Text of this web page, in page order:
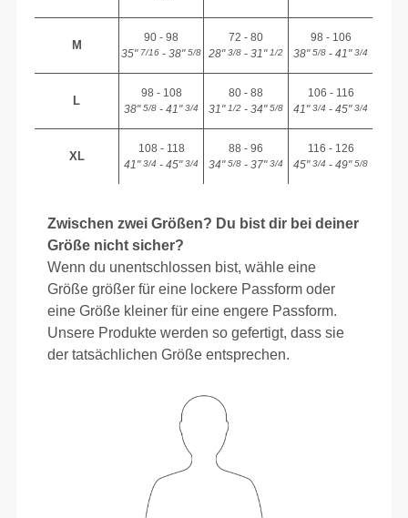
M
90 - 98
35"7/16 - 38"5/8
72 - 80
28"3/8 - 31"1/2
98 - 106
38"5/8 - 41"3/4
L
98 - 108
38"5/8 - 41"3/4
80 - 88
31"1/2 - 34"5/8
106 - 116
41"3/4 - 45"3/4
XL
108 - 118
41"3/4 - 45"3/4
88 - 96
34"5/8 - 37"3/4
116 - 126
45"3/4 - 49"5/8
Zwischen zwei Größen? Du bist dir bei deiner
Größe nicht sicher?
Wenn du unentschlossen bist, wähle eine
Größe größer für eine lockere Passform oder
eine Größe kleiner für eine engere Passform.
Unsere Produkte werden so gefertigt, dass sie
der tatsächlichen Größe entsprechen.